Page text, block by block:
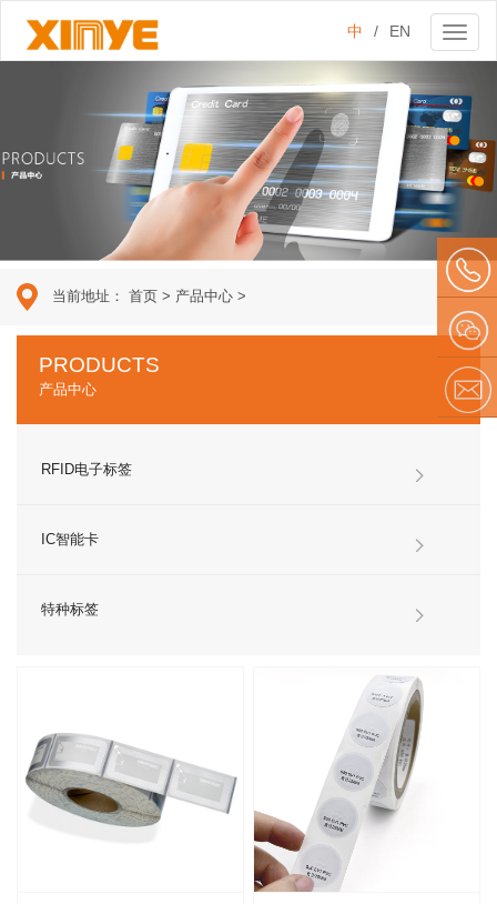
中 / EN
当前地址： 首页 > 产品中心 >
PRODUCTS
产品中心
RFID电子标签
IC智能卡
特种标签
134 209
79610
微信